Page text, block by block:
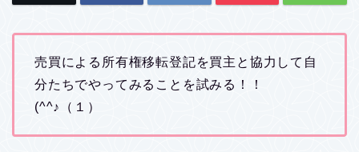
売買による所有権移転登記を買主と協力して自
分たちでやってみることを試みる！！
(^^♪（１）